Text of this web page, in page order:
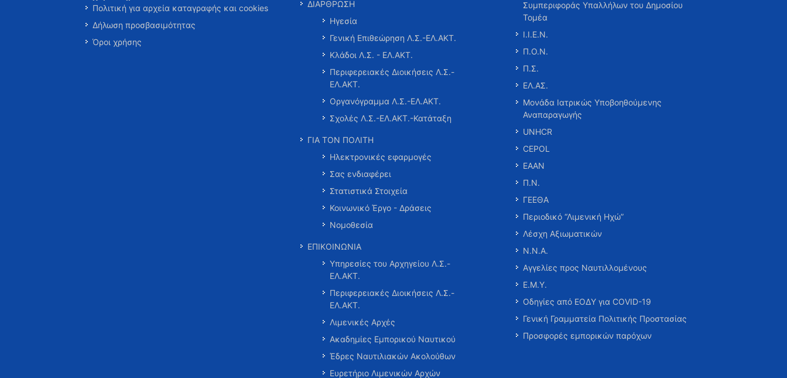
Πολιτική για αρχεία καταγραφής και cookies
Δήλωση προσβασιμότητας
Όροι χρήσης
ΔΙΑΡΘΡΩΣΗ
Ηγεσία
Γενική Επιθεώρηση Λ.Σ.-ΕΛ.ΑΚΤ.
Κλάδοι Λ.Σ. - ΕΛ.ΑΚΤ.
Περιφερειακές Διοικήσεις Λ.Σ.-
ΕΛ.ΑΚΤ.
Οργανόγραμμα Λ.Σ.-ΕΛ.ΑΚΤ.
Σχολές Λ.Σ.-ΕΛ.ΑΚΤ.-Κατάταξη
ΓΙΑ ΤΟΝ ΠΟΛΙΤΗ
Ηλεκτρονικές εφαρμογές
Σας ενδιαφέρει
Στατιστικά Στοιχεία
Κοινωνικό Έργο - Δράσεις
Νομοθεσία
ΕΠΙΚΟΙΝΩΝΙΑ
Υπηρεσίες του Αρχηγείου Λ.Σ.-
ΕΛ.ΑΚΤ.
Περιφερειακές Διοικήσεις Λ.Σ.-
ΕΛ.ΑΚΤ.
Λιμενικές Αρχές
Ακαδημίες Εμπορικού Ναυτικού
Έδρες Ναυτιλιακών Ακολούθων
Ευρετήριο Λιμενικών Αρχών
Συμπεριφοράς Υπαλλήλων του Δημοσίου
Τομέα
Ι.Ι.Ε.Ν.
Π.Ο.Ν.
Π.Σ.
ΕΛ.ΑΣ.
Μονάδα Ιατρικώς Υποβοηθούμενης
Αναπαραγωγής
UNHCR
CEPOL
ΕΑΑΝ
Π.Ν.
ΓΕΕΘΑ
Περιοδικό “Λιμενική Ηχώ”
Λέσχη Αξιωματικών
Ν.Ν.Α.
Αγγελίες προς Ναυτιλλομένους
Ε.Μ.Υ.
Οδηγίες από ΕΟΔΥ για COVID-19
Γενική Γραμματεία Πολιτικής Προστασίας
Προσφορές εμπορικών παρόχων